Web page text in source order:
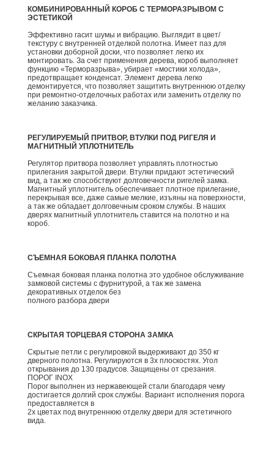
КОМБИНИРОВАННЫЙ КОРОБ С ТЕРМОРАЗРЫВОМ С
ЭСТЕТИКОЙ
Эффективно гасит шумы и вибрацию. Выглядит в цвет/
текстуру с внутренней отделкой полотна. Имеет паз для
установки доборной доски, что позволяет легко их
монтировать. За счет применения дерева, короб выполняет
функцию «Терморазрыва», убирает «мостики холода»,
предотвращает конденсат. Элемент дерева легко
демонтируется, что позволяет защитить внутреннюю отделку
при ремонтно-отделочных работах или заменить отделку по
желанию заказчика.
РЕГУЛИРУЕМЫЙ ПРИТВОР, ВТУЛКИ ПОД РИГЕЛЯ И
МАГНИТНЫЙ УПЛОТНИТЕЛЬ
Регулятор притвора позволяет управлять плотностью
прилегания закрытой двери. Втулки придают эстетический
вид, а так же способствуют долговечности ригелей замка.
Магнитный уплотнитель обеспечивает плотное прилегание,
перекрывая все, даже самые мелкие, изъяны на поверхности,
а так же обладает долговечным сроком службы. В наших
дверях магнитный уплотнитель ставится на полотно и на
короб.
СЪЕМНАЯ БОКОВАЯ ПЛАНКА ПОЛОТНА
Съемная боковая планка полотна это удобное обслуживание
замковой системы с фурнитурой, а так же замена
декоративных отделок без
полного разбора двери
СКРЫТАЯ ТОРЦЕВАЯ СТОРОНА ЗАМКА
Скрытые петли с регулировкой выдерживают до 350 кг
дверного полотна. Регулируются в 3х плоскостях. Угол
открывания до 130 градусов. Защищены от срезания.
ПОРОГ INOX
Порог выполнен из нержавеющей стали благодаря чему
достигается долгий срок службы. Вариант исполнения порога
предоставляется в
2х цветах под внутреннюю отделку двери для эстетичного
вида.